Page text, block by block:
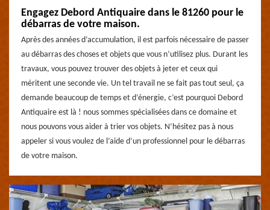
Engagez Debord Antiquaire dans le 81260 pour le
débarras de votre maison.
Après des années d’accumulation, il est parfois nécessaire de passer
au débarras des choses et objets que vous n’utilisez plus. Durant les
travaux, vous pouvez trouver des objets à jeter et ceux qui
méritent une seconde vie. Un tel travail ne se fait pas tout seul, ça
demande beaucoup de temps et d’énergie, c’est pourquoi Debord
Antiquaire est là ! nous sommes spécialisées dans ce domaine et
nous pouvons vous aider à trier vos objets. N’hésitez pas à nous
appeler si vous voulez de l’aide d’un professionnel pour le débarras
de votre maison.